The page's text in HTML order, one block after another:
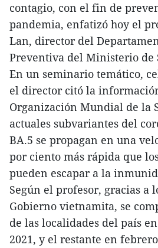
contagio, con el fin de
pandemia, enfatizó hoy el
Lan, director del
Preventiva del Ministerio de
En un seminario temático,
el director citó la
Organización Mundial de la
actuales subvariantes del
BA.5 se propagan en una
por ciento más rápida que
pueden escapar a la
Según el profesor, gracias a
Gobierno vietnamita, se
de las localidades del país
2021, y el restante en